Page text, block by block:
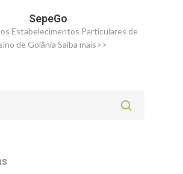
SepeGo
Estabelecimentos Particulares de
de Goiânia Saiba mais>>